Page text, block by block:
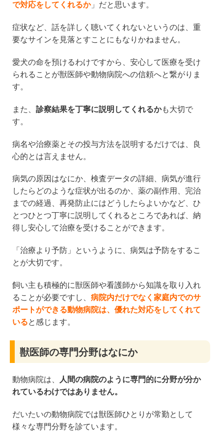
で対応をしてくれるか」だと思います。
症状など、話を詳しく聴いてくれないというのは、重
要なサインを見落とすことにもなりかねません。
愛犬の命を預けるわけですから、安心して医療を受け
られることが獣医師や動物病院への信頼へと繋がりま
す。
また、 診察結果を丁寧に説明してくれるかも大切で
す。
病名や治療薬とその投与方法を説明するだけでは、良
心的とは言えません。
病気の原因はなにか、検査データの詳細、病気が進行
したらどのような症状が出るのか、薬の副作用、完治
までの経過、再発防止にはどうしたらよいかなど、ひ
とつひとつ丁寧に説明してくれるところであれば、納
得し安心して治療を受けることができます。
「治療より予防」というように、病気は予防をするこ
とが大切です。
飼い主も積極的に獣医師や看護師から知識を取り入れ
ることが必要ですし、 病院内だけでなく家庭内でのサ
ポートができる動物病院は、優れた対応をしてくれて
いると感じます。
獣医師の専門分野はなにか
動物病院は、
人間の病院のように専門的に分野が分か
れているわけではありません。
だいたいの動物病院では獣医師ひとりが常勤として
様々な専門分野を診ています。